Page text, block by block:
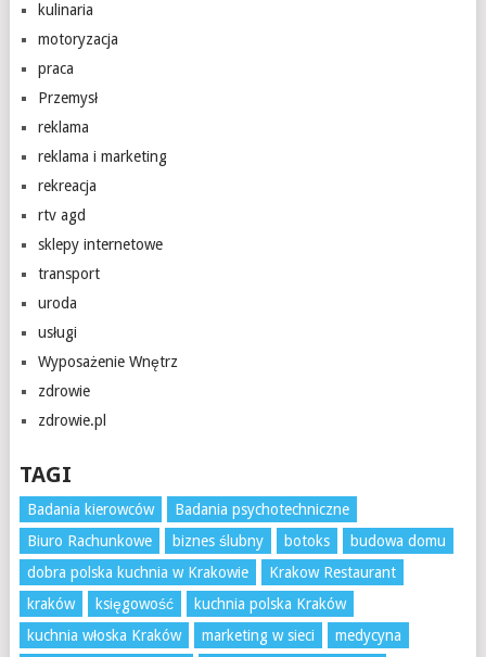
kulinaria
motoryzacja
praca
Przemysł
reklama
reklama i marketing
rekreacja
rtv agd
sklepy internetowe
transport
uroda
usługi
Wyposażenie Wnętrz
zdrowie
zdrowie.pl
TAGI
Badania kierowców
Badania psychotechniczne
Biuro Rachunkowe
biznes ślubny botoks
budowa domu
dobra polska kuchnia w Krakowie
Krakow Restaurant
kraków
księgowość
kuchnia polska Kraków
kuchnia włoska Kraków
marketing w sieci
medycyna